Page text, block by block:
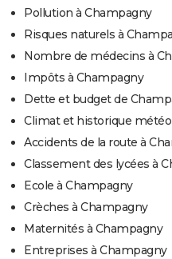
Pollution à Champagny
Risques naturels à
Nombre de médecins à
Impôts à Champagny
Dette et budget de
Climat et historique
Accidents de la route à
Classement des lycées à
Ecole à Champagny
Crèches à Champagny
Maternités à Champagny
Entreprises à Champagny